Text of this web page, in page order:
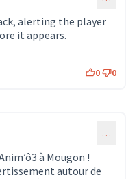
alerting the player
it appears.
0 0
…
à Mougon !
autour de